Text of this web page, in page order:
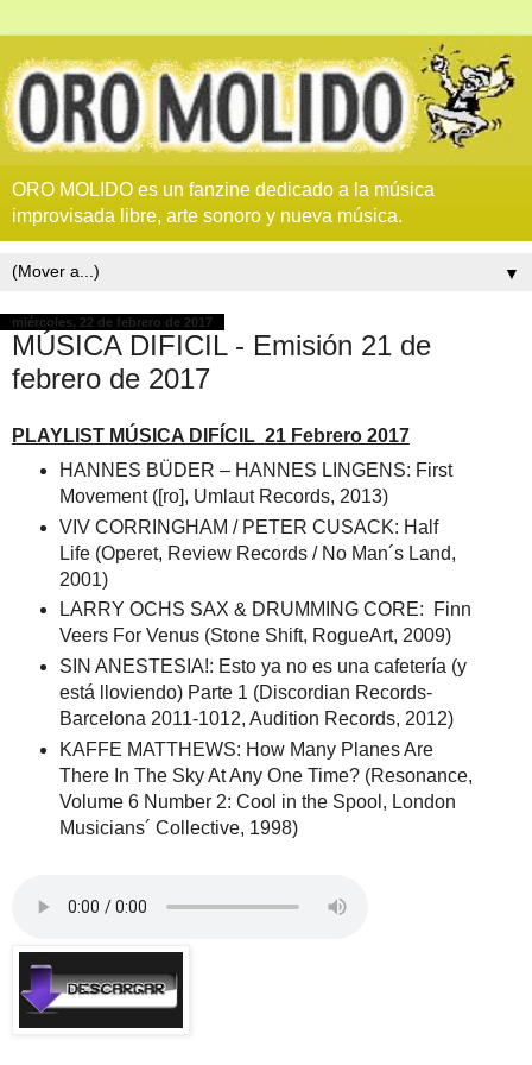
ORO MOLIDO es un fanzine dedicado a la música
improvisada libre, arte sonoro y nueva música.
▼
miércoles, 22 de febrero de 2017
MÚSICA DIFICIL - Emisión 21 de
febrero de 2017
PLAYLIST MÚSICA DIFÍCIL 21 Febrero 2017
HANNES BÜDER – HANNES LINGENS: First
Movement ([ro], Umlaut Records, 2013)
VIV CORRINGHAM / PETER CUSACK: Half
Life (Operet, Review Records / No Man´s Land,
2001)
LARRY OCHS SAX & DRUMMING CORE: Finn
Veers For Venus (Stone Shift, RogueArt, 2009)
SIN ANESTESIA!: Esto ya no es una cafetería (y
está lloviendo) Parte 1 (Discordian Records-
Barcelona 2011-1012, Audition Records, 2012)
KAFFE MATTHEWS: How Many Planes Are
There In The Sky At Any One Time? (Resonance,
Volume 6 Number 2: Cool in the Spool, London
Musicians´ Collective, 1998)